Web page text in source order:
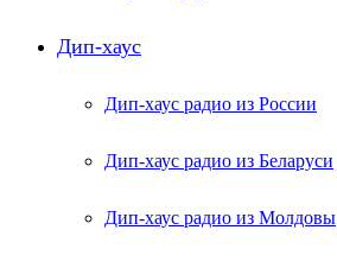
Дип-хаус
Дип-хаус радио из России
Дип-хаус радио из Беларуси
Дип-хаус радио из Молдовы